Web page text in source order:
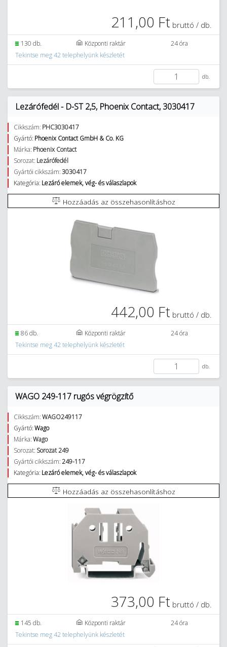
211,00 Ft bruttó / db.
130 db. Központi raktár
24 óra
Tekintse meg 42 telephelyünk készletét
db.
Lezárófedél - D-ST 2,5, Phoenix Contact, 3030417
Cikkszám: PHC3030417
Gyártó: Phoenix Contact GmbH & Co. KG
Márka: Phoenix Contact
Sorozat: Lezárófedél
Gyártói cikkszám:3030417
Kategória: Lezáró elemek, vég- és válaszlapok
Hozzáadás az összehasonlításhoz
442,00 Ft bruttó / db.
86 db. Központi raktár
24 óra
Tekintse meg 42 telephelyünk készletét
db.
WAGO 249-117 rugós végrögzítő
Cikkszám:WAGO249117
Gyártó:Wago
Márka:Wago
Sorozat: Sorozat 249
Gyártói cikkszám:249-117
Kategória: Lezáró elemek, vég- és válaszlapok
Hozzáadás az összehasonlításhoz
373,00 Ft bruttó / db.
145 db. Központi raktár
24 óra
Tekintse meg 42 telephelyünk készletét